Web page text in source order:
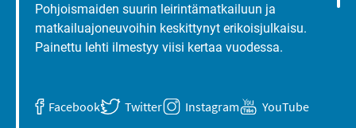
Pohjoismaiden suurin leirintämatkailuun ja
matkailuajoneuvoihin keskittynyt erikoisjulkaisu.
Painettu lehti ilmestyy viisi kertaa vuodessa.
Facebook Twitter Instagram YouTube